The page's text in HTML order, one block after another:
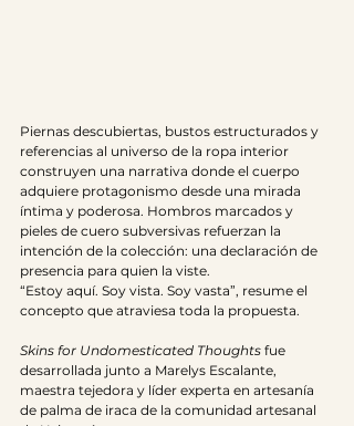
Piernas descubiertas, bustos estructurados y
referencias al universo de la ropa interior
construyen una narrativa donde el cuerpo
adquiere protagonismo desde una mirada
íntima y poderosa. Hombros marcados y
pieles de cuero subversivas refuerzan la
intención de la colección: una declaración de
presencia para quien la viste.
“Estoy aquí. Soy vista. Soy vasta”, resume el
concepto que atraviesa toda la propuesta.
Skins for Undomesticated Thoughts fue
desarrollada junto a Marelys Escalante,
maestra tejedora y líder experta en artesanía
de palma de iraca de la comunidad artesanal